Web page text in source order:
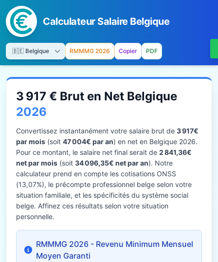
Calculateur Salaire Belgique
RMMMG 2026 Copier PDF
3 917 € Brut en Net Belgique
2026
Convertissez instantanément votre salaire brut de 3 917€
par mois (soit 47 004€ par an) en net en Belgique 2026.
Pour ce montant, le salaire net final serait de 2 841,36€
net par mois (soit 34 096,35€ net par an). Notre
calculateur prend en compte les cotisations ONSS
(13,07%), le précompte professionnel belge selon votre
situation familiale, et les spécificités du système social
belge. Affinez ces résultats selon votre situation
personnelle.
RMMMG 2026 - Revenu Minimum Mensuel
Moyen Garanti